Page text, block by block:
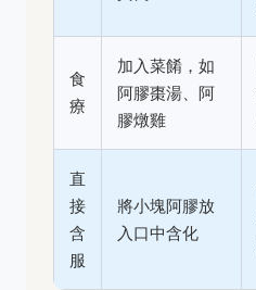
食
療
加入菜餚，如
阿膠棗湯、阿
膠燉雞
直
接
含
服
將小塊阿膠放
入口中含化